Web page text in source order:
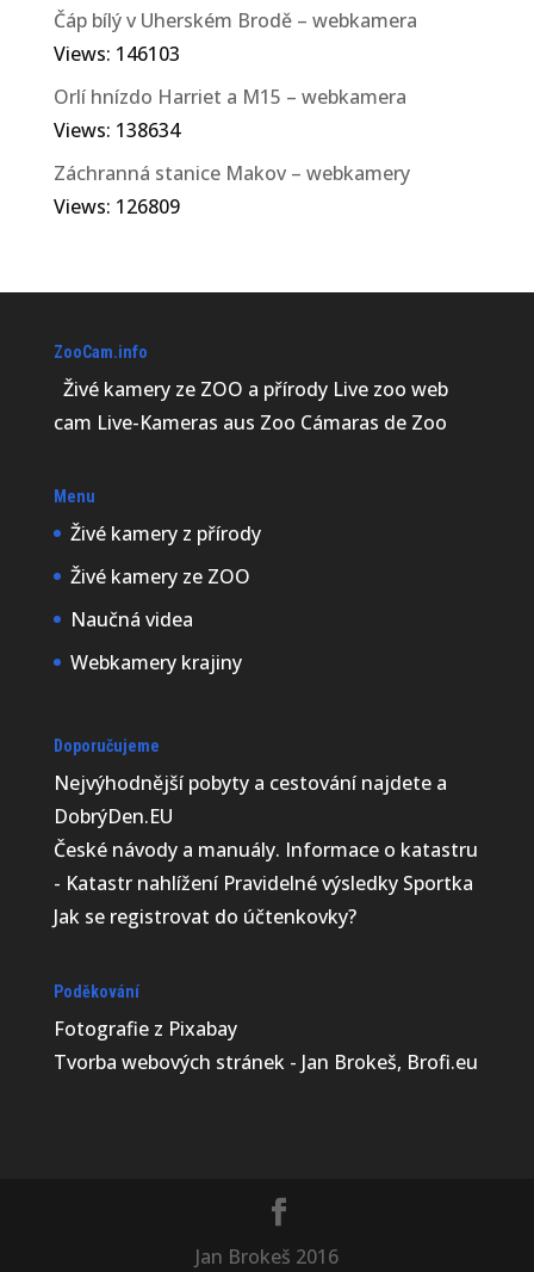
Čáp bílý v Uherském Brodě – webkamera
Views: 146103
Orlí hnízdo Harriet a M15 – webkamera
Views: 138634
Záchranná stanice Makov – webkamery
Views: 126809
ZooCam.info
Živé kamery ze ZOO a přírody Live zoo web
cam Live-Kameras aus Zoo Cámaras de Zoo
Menu
Živé kamery z přírody
Živé kamery ze ZOO
Naučná videa
Webkamery krajiny
Doporučujeme
Nejvýhodnější pobyty a cestování najdete a
DobrýDen.EU
České návodya manuály. Informace o katastru
- Katastr nahlíženíPravidelné výsledky Sportka
Jak se registrovat do účtenkovky?
Poděkování
Fotografie z Pixabay
Tvorba webových stránek - Jan Brokeš, Brofi.eu
Jan Brokeš 2016